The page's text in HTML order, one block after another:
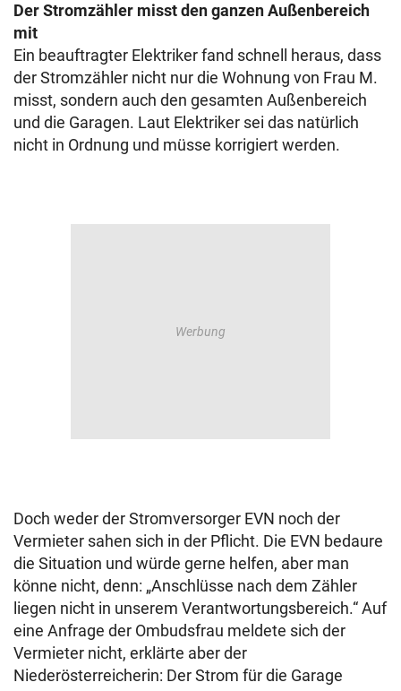
Der Stromzähler misst den ganzen Außenbereich
mit
Ein beauftragter Elektriker fand schnell heraus, dass
der Stromzähler nicht nur die Wohnung von Frau M.
misst, sondern auch den gesamten Außenbereich
und die Garagen. Laut Elektriker sei das natürlich
nicht in Ordnung und müsse korrigiert werden.
Doch weder der Stromversorger EVN noch der
Vermieter sahen sich in der Pflicht. Die EVN bedaure
die Situation und würde gerne helfen, aber man
könne nicht, denn: „Anschlüsse nach dem Zähler
liegen nicht in unserem Verantwortungsbereich.“ Auf
eine Anfrage der Ombudsfrau meldete sich der
Vermieter nicht, erklärte aber der
Niederösterreicherin: Der Strom für die Garage